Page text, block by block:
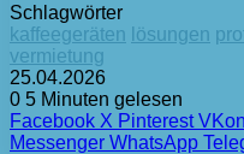
Schlagwörter
kaffeegeräten lösungen
vermietung
25.04.2026
0 5 Minuten gelesen
Facebook X Pinterest
Messenger WhatsApp